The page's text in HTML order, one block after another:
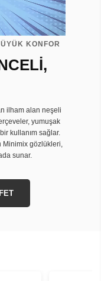
KONFOR
ilham alan neşeli
yumuşak
kullanım sağlar.
Minimix gözlükleri,
sunar.